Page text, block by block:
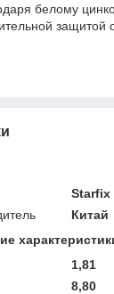
белому
защитой
Starfix
Китай
1,81
8,80